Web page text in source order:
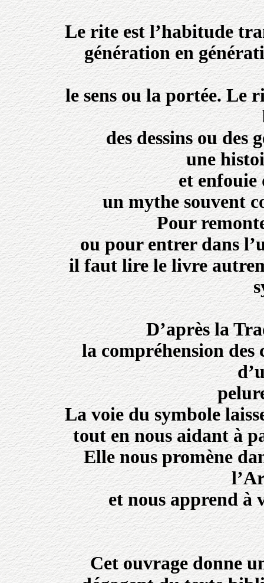
Le rite est l’habitude
génération en
le sens ou la portée. Le
des dessins ou des
une
et enfouie
un mythe souvent
Pour
ou pour entrer dans
il faut lire le livre
D’après la
la compréhension des
La voie du symbole
tout en nous aidant à
Elle nous promène
et nous apprend à
Cet ouvrage donne